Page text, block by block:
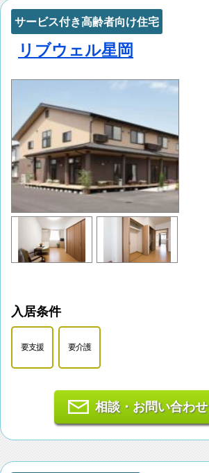
サービス付き高齢者向け住宅
リブウェル星岡
入居条件
要支援 要介護
相談・お問い合わせ